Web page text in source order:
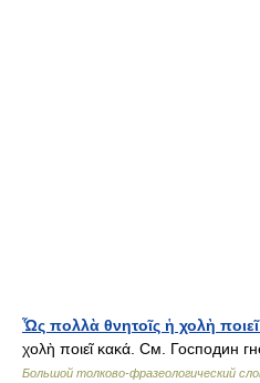
Ὧς πολλὰ θνητοῖς ἡ χολὴ
χολὴ ποιεῖ κακά. См. Господин
Большой толково-фразеологический